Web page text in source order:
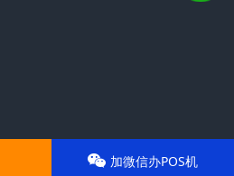
加微信办POS机